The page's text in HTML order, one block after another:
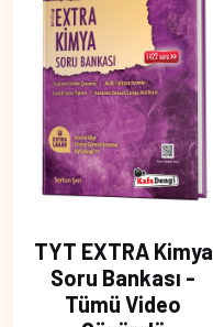
TYT EXTRA Kimya
Soru Bankası -
Tümü Video